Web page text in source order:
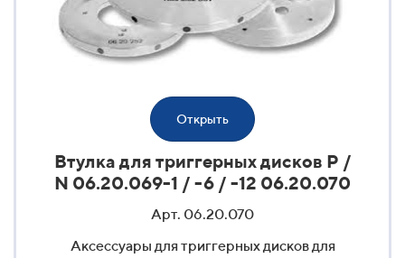
Открыть
Втулка для триггерных дисков P /
N 06.20.069-1 / -6 / -12 06.20.070
Арт. 06.20.070
Аксессуары для триггерных дисков для